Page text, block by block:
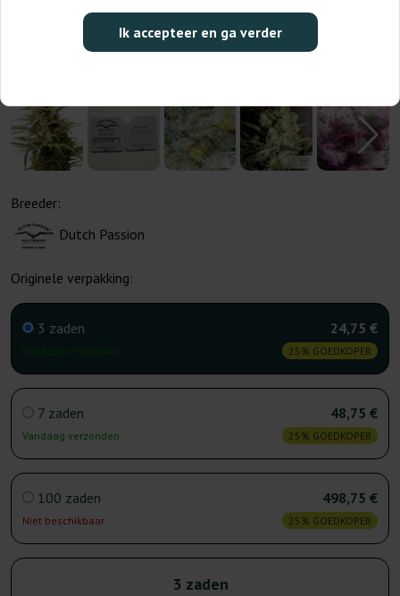
Ik accepteer en ga verder
Breeder:
Dutch Passion
Originele verpakking:
3 zaden 24,75 €
25% GOEDKOPER
7 zaden
Vandaag verzonden
48,75 €
25% GOEDKOPER
100 zaden
Niet beschikbaar
498,75 €
25% GOEDKOPER
3 zaden